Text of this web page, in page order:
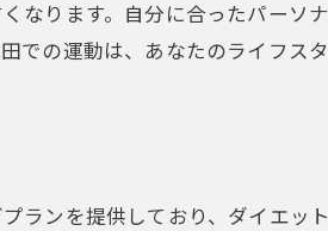
なります。自分に合ったパーソ
の運動は、あなたのライフス
ンを提供しており、ダイエッ